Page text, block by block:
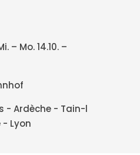
– Mo. 14.10. –
- Ardèche - Tain-l
- Lyon